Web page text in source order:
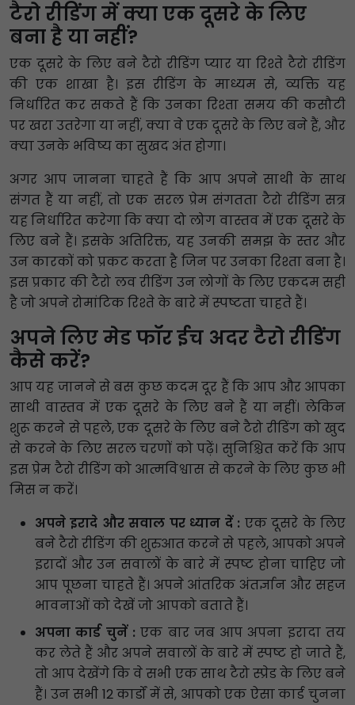
टैरो रीडिंग में क्या एक दूसरे के लिए
बना है या नहीं?
एक दूसरे के लिए बने टैरो रीडिंग प्यार या रिश्ते टैरो रीडिंग
की एक शाखा है। इस रीडिंग के माध्यम से, व्यक्ति यह
निर्धारित कर सकते हैं कि उनका रिश्ता समय की कसौटी
पर खरा उतरेगा या नहीं, क्या वे एक दूसरे के लिए बने हैं, और
क्या उनके भविष्य का सुखद अंत होगा।
अगर आप जानना चाहते हैं कि आप अपने साथी के साथ
संगत हैं या नहीं, तो एक सरल प्रेम संगतता टैरो रीडिंग सत्र
यह निर्धारित करेगा कि क्या दो लोग वास्तव में एक दूसरे के
लिए बने हैं। इसके अतिरिक्त, यह उनकी समझ के स्तर और
उन कारकों को प्रकट करता है जिन पर उनका रिश्ता बना है।
इस प्रकार की टैरो लव रीडिंग उन लोगों के लिए एकदम सही
है जो अपने रोमांटिक रिश्ते के बारे में स्पष्टता चाहते हैं।
अपने लिए मेड फॉर ईच अदर टैरो रीडिंग
कैसे करें?
आप यह जानने से बस कुछ कदम दूर हैं कि आप और आपका
साथी वास्तव में एक दूसरे के लिए बने हैं या नहीं। लेकिन
शुरू करने से पहले, एक दूसरे के लिए बने टैरो रीडिंग को खुद
से करने के लिए सरल चरणों को पढ़ें। सुनिश्चित करें कि आप
इस प्रेम टैरो रीडिंग को आत्मविश्वास से करने के लिए कुछ भी
मिस न करें।
अपने इरादे और सवाल पर ध्यान दें : एक दूसरे के लिए
बने टैरो रीडिंग की शुरुआत करने से पहले, आपको अपने
इरादों और उन सवालों के बारे में स्पष्ट होना चाहिए जो
आप पूछना चाहते हैं। अपने आंतरिक अंतर्ज्ञान और सहज
भावनाओं को देखें जो आपको बताते हैं।
अपना कार्ड चुनें : एक बार जब आप अपना इरादा तय
कर लेते हैं और अपने सवालों के बारे में स्पष्ट हो जाते हैं,
तो आप देखेंगे कि वे सभी एक साथ टैरो स्प्रेड के लिए बने
हैं। उन सभी 12 कार्डों में से, आपको एक ऐसा कार्ड चुनना